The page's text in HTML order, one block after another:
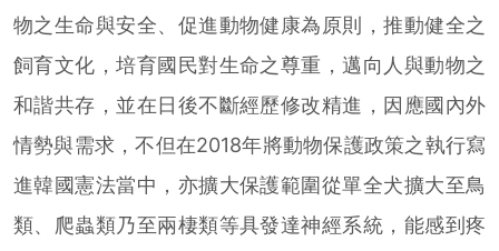
物之生命與安全、促進動物健康為原則，推動健全之
飼育文化，培育國民對生命之尊重，邁向人與動物之
和諧共存，並在日後不斷經歷修改精進，因應國內外
情勢與需求，不但在2018年將動物保護政策之執行寫
進韓國憲法當中，亦擴大保護範圍從單全犬擴大至鳥
類、爬蟲類乃至兩棲類等具發達神經系統，能感到疼